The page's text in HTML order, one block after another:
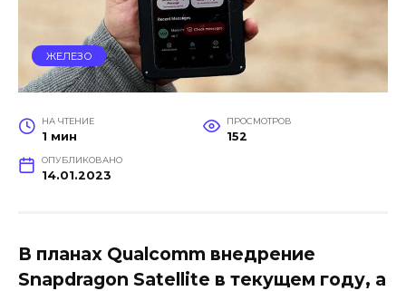
ЖЕЛЕЗО
НА ЧТЕНИЕ
1 мин
ПРОСМОТРОВ
152
ОПУБЛИКОВАНО
14.01.2023
В планах Qualcomm внедрение
Snapdragon Satellite в текущем году, а